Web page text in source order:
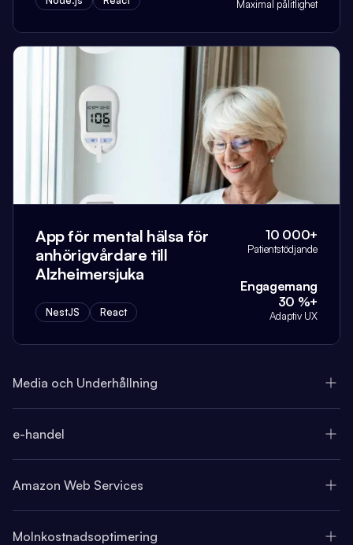
Maximal pålitlighet
App för mental hälsa för
anhörigvårdare till
Alzheimersjuka
NestJS React
10 000+
Patientstödjande
Engagemang
30 %+
Adaptiv UX
Media och Underhållning
e-handel
Amazon Web Services
Molnkostnadsoptimering